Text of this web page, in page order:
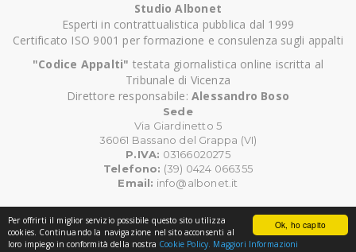
Ok, ho capito
Per offrirti il miglior servizio possibile questo sito utilizza
cookies. Continuando la navigazione nel sito acconsenti al
loro impiego in conformità della nostra Cookie Policy. Maggiori Informazioni
Studio Albonet
Esperti in contrattualistica pubblica dal 1999
Certificato ISO 9001 per formazione e consulenza sugli appalti
"Codice Appalti" testata giornalistica online iscritta al
Tribunale di Vicenza
Direttore responsabile: Alessandro Boso
Sede
Via Giardinetto 5
36061 Bassano del Grappa (VI)
P.IVA: 03166020275
Telefono: (39) 0424 066355
Email: info@albonet.it
©Copyright CodiceAppalti.it. Tutti i diritti riservati.